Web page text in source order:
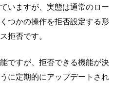
いますが、実態は通常のロー
つかの操作を拒否設定する形
拒否です。
ですが、拒否できる機能が決
に定期的にアップデートされ